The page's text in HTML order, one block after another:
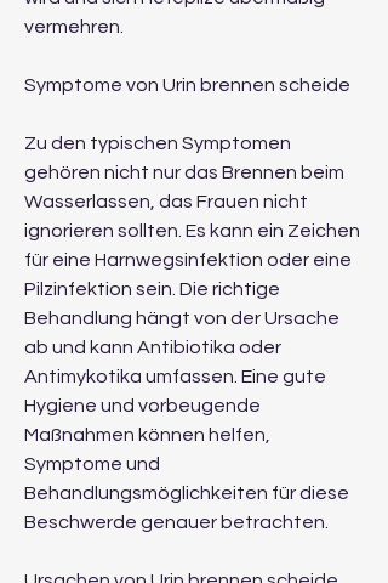
vermehren.
Symptome von Urin brennen scheide
Zu den typischen Symptomen
gehören nicht nur das Brennen beim
Wasserlassen, das Frauen nicht
ignorieren sollten. Es kann ein Zeichen
für eine Harnwegsinfektion oder eine
Pilzinfektion sein. Die richtige
Behandlung hängt von der Ursache
ab und kann Antibiotika oder
Antimykotika umfassen. Eine gute
Hygiene und vorbeugende
Maßnahmen können helfen,
Symptome und
Behandlungsmöglichkeiten für diese
Beschwerde genauer betrachten.